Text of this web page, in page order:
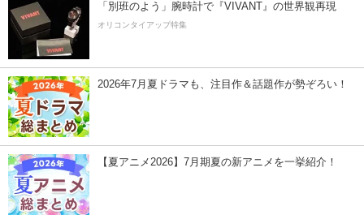
「別班のよう」腕時計で『VIVANT』の世界観再現
オリコンタイアップ特集
2026年7月夏ドラマも、注目作＆話題作が勢ぞろい！
【夏アニメ2026】7月期夏の新アニメを一挙紹介！